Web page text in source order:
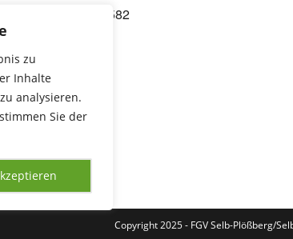
zu
Inhalte
analysieren.
Sie der
Tel.: 09287 3582
Copyright 2025 - FGV Selb-Plößberg/